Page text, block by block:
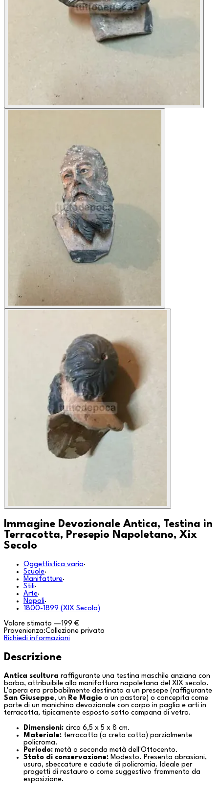
Immagine Devozionale Antica, Testina in
Terracotta, Presepio Napoletano, Xix
Secolo
Oggettistica varia·
Scuole·
Manifatture·
Stili·
Arte·
Napoli·
1800-1899 (XIX Secolo)
Valore stimato —199 €
Provenienza:Collezione privata
Richiedi informazioni
Descrizione
Antica scultura raffigurante una testina maschile anziana con
barba, attribuibile alla manifattura napoletana del XIX secolo.
L'opera era probabilmente destinata a un presepe (raffigurante
San Giuseppe, un Re Magio o un pastore) o concepita come
parte di un manichino devozionale con corpo in paglia e arti in
terracotta, tipicamente esposto sotto campana di vetro.
Dimensioni: circa 6,5 x 5 x 8 cm.
Materiale: terracotta (o creta cotta) parzialmente
policroma.
Periodo: metà o seconda metà dell'Ottocento.
Stato di conservazione: Modesto. Presenta abrasioni,
usura, sbeccature e cadute di policromia. Ideale per
progetti di restauro o come suggestivo frammento da
esposizione.